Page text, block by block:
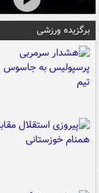
برگزیده ورزشی